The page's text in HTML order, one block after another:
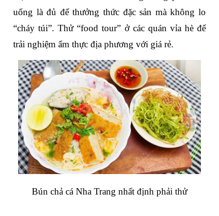
uống là đủ để thưởng thức đặc sản mà không lo
“cháy túi”. Thử “food tour” ở các quán vỉa hè để
trải nghiệm ẩm thực địa phương với giá rẻ.
Bún chả cá Nha Trang nhất định phải thử